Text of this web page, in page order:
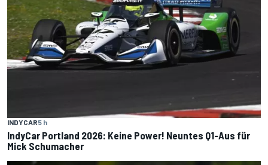
INDYCAR5 h
IndyCar Portland 2026: Keine Power! Neuntes Q1-Aus für
Mick Schumacher